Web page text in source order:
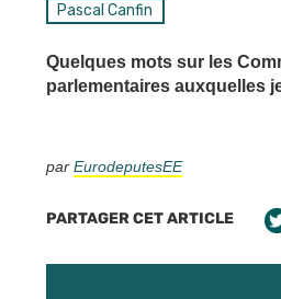
Pascal Canfin
Quelques mots sur les
parlementaires auxquelles
par EurodeputesEE
PARTAGER CET ARTICLE